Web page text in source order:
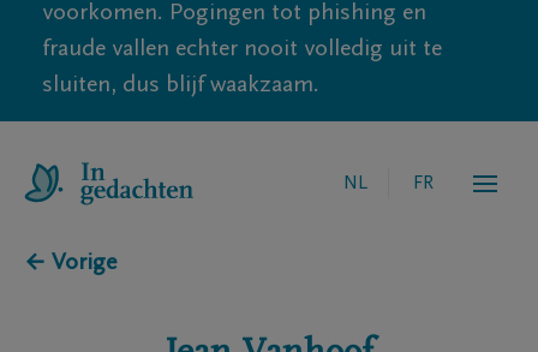
voorkomen. Pogingen tot phishing en
fraude vallen echter nooit volledig uit te
sluiten, dus blijf waakzaam.
NL FR
← Vorige